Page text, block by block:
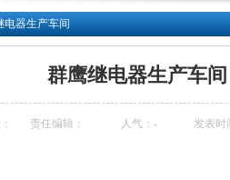
电器生产车间
群鹰继电器生产车间
责任编辑： 人气： - 发表时